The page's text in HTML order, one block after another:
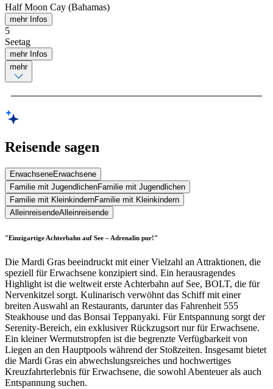
Half Moon Cay (Bahamas)
mehr Infos
5
Seetag
mehr Infos
mehr
Reisende sagen
ErwachseneErwachsene
Familie mit JugendlichenFamilie mit Jugendlichen
Familie mit KleinkindernFamilie mit Kleinkindern
AlleinreisendeAlleinreisende
"Einzigartige Achterbahn auf See – Adrenalin pur!"
Die Mardi Gras beeindruckt mit einer Vielzahl an Attraktionen, die
speziell für Erwachsene konzipiert sind. Ein herausragendes
Highlight ist die weltweit erste Achterbahn auf See, BOLT, die für
Nervenkitzel sorgt. Kulinarisch verwöhnt das Schiff mit einer
breiten Auswahl an Restaurants, darunter das Fahrenheit 555
Steakhouse und das Bonsai Teppanyaki. Für Entspannung sorgt der
Serenity-Bereich, ein exklusiver Rückzugsort nur für Erwachsene.
Ein kleiner Wermutstropfen ist die begrenzte Verfügbarkeit von
Liegen an den Hauptpools während der Stoßzeiten. Insgesamt bietet
die Mardi Gras ein abwechslungsreiches und hochwertiges
Kreuzfahrterlebnis für Erwachsene, die sowohl Abenteuer als auch
Entspannung suchen.